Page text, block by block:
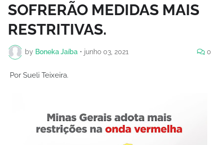
SOFRERÃO MEDIDAS MAIS
RESTRITIVAS.
by Boneka Jaíba • junho 03, 2021 0
Por Sueli Teixeira.